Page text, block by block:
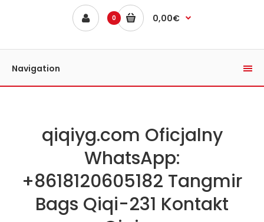
0 0,00€
Navigation
qiqiyg.com Oficjalny
WhatsApp:
+8618120605182 Tangmir
Bags Qiqi-231 Kontakt